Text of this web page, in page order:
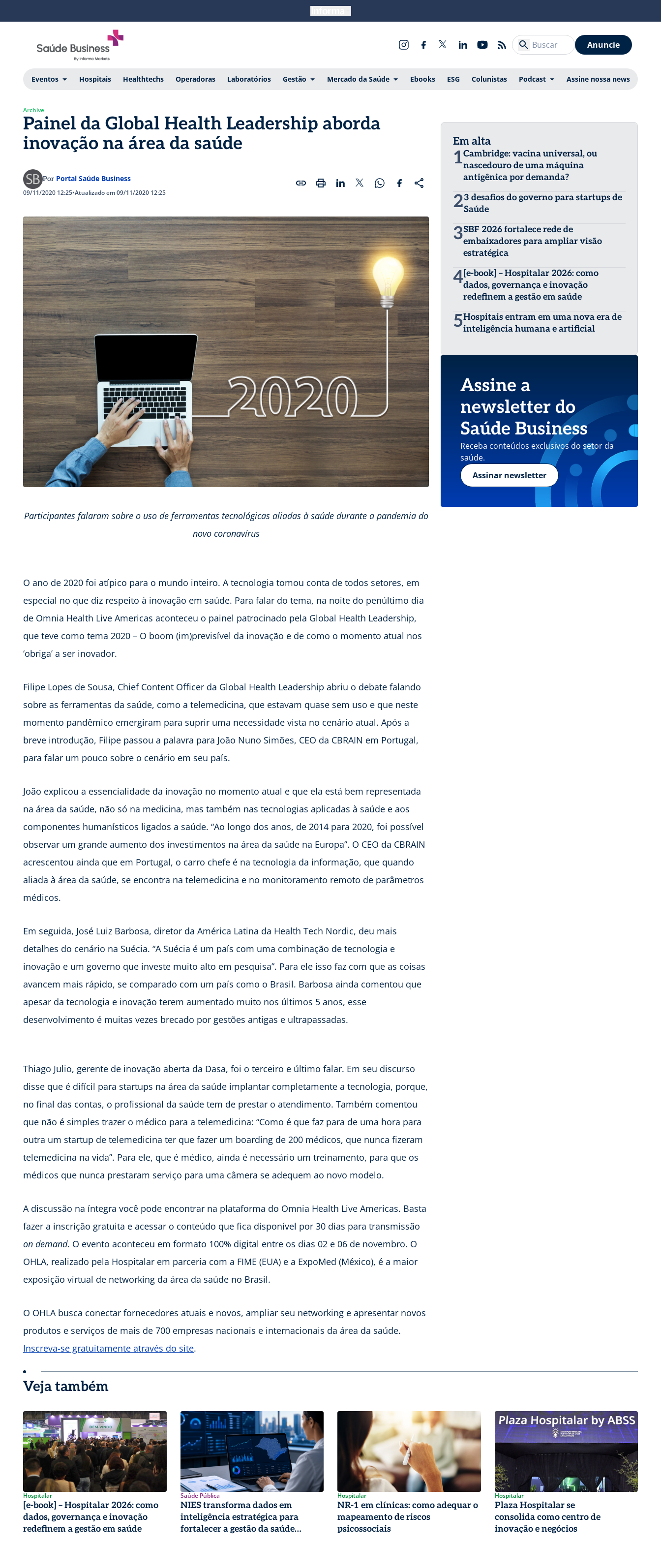
Anuncie
Eventos Hospitais Healthtechs Operadoras Laboratórios Gestão Mercado da Saúde Ebooks ESG Colunistas Podcast Assine nossa news
Archive
Painel da Global Health Leadership aborda
inovação na área da saúde
Por Portal Saúde Business
09/11/2020 12:25•Atualizado em 09/11/2020 12:25
Participantes falaram sobre o uso de ferramentas tecnológicas aliadas à saúde durante a pandemia do
novo coronavírus
O ano de 2020 foi atípico para o mundo inteiro. A tecnologia tomou conta de todos setores, em
especial no que diz respeito à inovação em saúde. Para falar do tema, na noite do penúltimo dia
de Omnia Health Live Americas aconteceu o painel patrocinado pela Global Health Leadership,
que teve como tema 2020 – O boom (im)previsível da inovação e de como o momento atual nos
‘obriga’ a ser inovador.
Filipe Lopes de Sousa, Chief Content Officer da Global Health Leadership abriu o debate falando
sobre as ferramentas da saúde, como a telemedicina, que estavam quase sem uso e que neste
momento pandêmico emergiram para suprir uma necessidade vista no cenário atual. Após a
breve introdução, Filipe passou a palavra para João Nuno Simões, CEO da CBRAIN em Portugal,
para falar um pouco sobre o cenário em seu país.
João explicou a essencialidade da inovação no momento atual e que ela está bem representada
na área da saúde, não só na medicina, mas também nas tecnologias aplicadas à saúde e aos
componentes humanísticos ligados a saúde. “Ao longo dos anos, de 2014 para 2020, foi possível
observar um grande aumento dos investimentos na área da saúde na Europa”. O CEO da CBRAIN
acrescentou ainda que em Portugal, o carro chefe é na tecnologia da informação, que quando
aliada à área da saúde, se encontra na telemedicina e no monitoramento remoto de parâmetros
médicos.
Em seguida, José Luiz Barbosa, diretor da América Latina da Health Tech Nordic, deu mais
detalhes do cenário na Suécia. “A Suécia é um país com uma combinação de tecnologia e
inovação e um governo que investe muito alto em pesquisa”. Para ele isso faz com que as coisas
avancem mais rápido, se comparado com um país como o Brasil. Barbosa ainda comentou que
apesar da tecnologia e inovação terem aumentado muito nos últimos 5 anos, esse
desenvolvimento é muitas vezes brecado por gestões antigas e ultrapassadas.
Thiago Julio, gerente de inovação aberta da Dasa, foi o terceiro e último falar. Em seu discurso
disse que é difícil para startups na área da saúde implantar completamente a tecnologia, porque,
no final das contas, o profissional da saúde tem de prestar o atendimento. Também comentou
que não é simples trazer o médico para a telemedicina: “Como é que faz para de uma hora para
outra um startup de telemedicina ter que fazer um boarding de 200 médicos, que nunca fizeram
telemedicina na vida”. Para ele, que é médico, ainda é necessário um treinamento, para que os
médicos que nunca prestaram serviço para uma câmera se adequem ao novo modelo.
A discussão na íntegra você pode encontrar na plataforma do Omnia Health Live Americas. Basta
fazer a inscrição gratuita e acessar o conteúdo que fica disponível por 30 dias para transmissão
on demand. O evento aconteceu em formato 100% digital entre os dias 02 e 06 de novembro. O
OHLA, realizado pela Hospitalar em parceria com a FIME (EUA) e a ExpoMed (México), é a maior
exposição virtual de networking da área da saúde no Brasil.
O OHLA busca conectar fornecedores atuais e novos, ampliar seu networking e apresentar novos
produtos e serviços de mais de 700 empresas nacionais e internacionais da área da saúde.
Inscreva-se gratuitamente através do site.
Em alta
1Cambridge: vacina universal, ou
nascedouro de uma máquina
antigênica por demanda?
23 desafios do governo para startups de
Saúde
3SBF 2026 fortalece rede de
embaixadores para ampliar visão
estratégica
4[e-book] – Hospitalar 2026: como
dados, governança e inovação
redefinem a gestão em saúde
5Hospitais entram em uma nova era de
inteligência humana e artificial
Assine a
newsletter do
Saúde Business
Receba conteúdos exclusivos do setor da
saúde.
Assinar newsletter
Veja também
Hospitalar
[e-book] – Hospitalar 2026: como
dados, governança e inovação
redefinem a gestão em saúde
Saúde Pública
NIES transforma dados em
inteligência estratégica para
fortalecer a gestão da saúde
Hospitalar
NR-1 em clínicas: como adequar o
mapeamento de riscos
psicossociais
Hospitalar
Plaza Hospitalar se
consolida como centro de
inovação e negócios